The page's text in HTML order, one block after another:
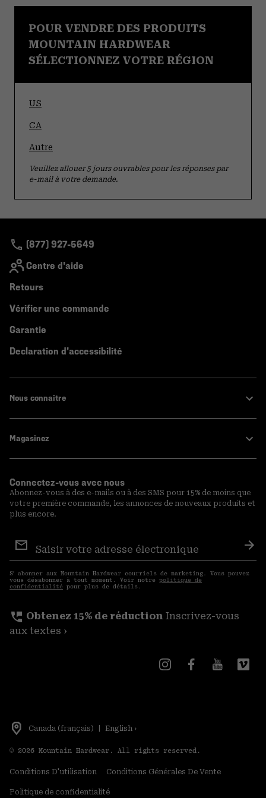
POUR VENDRE DES PRODUITS
MOUNTAIN HARDWEAR
SÉLECTIONNEZ VOTRE RÉGION
US
CA
Autre
Veuillez allouer 5 jours ouvrables pour les réponses par
e-mail à votre demande.
(877) 927-5649
Centre d'aide
Retours
Vérifier une commande
Garantie
Declaration d'accessibilité
Nous connaitre
Magasinez
Connectez-vous avec nous
Abonnez-vous à des e-mails ou à des SMS pour 15% de moins que
votre première commande, les annonces de nouveaux produits et
plus encore.
aux
courriels
S′ abonner aux Mountain Hardwear courriels de marketing. Vous pouvez
vous désabonner à tout moment. Voir notre politique de
confidentialité pour plus de détails.
perm_phone_msg Obtenez 15% de réduction Inscrivez-vous
aux textes ›
Canada (français) English ›
© 2026 Mountain Hardwear. All rights reserved.
Conditions D'utilisation Conditions Générales De Vente
Politique de confidentialité